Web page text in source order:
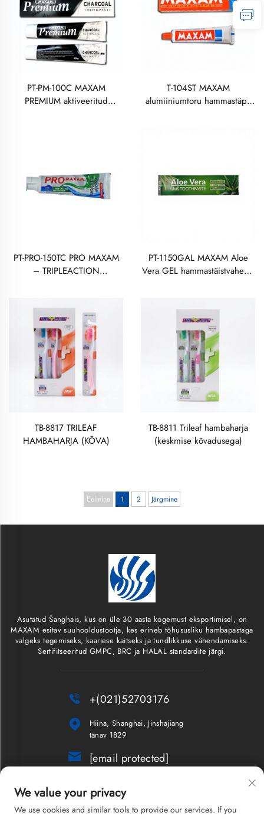
PT-PM-100C MAXAM
PREMIUM aktiveeritud
T-104ST MAXAM
alumiiniumtoru hammastäps
PT-PRO-150TC PRO MAXAM
– TRIPLEACTION
PT-1150GAL MAXAM Aloe
Vera GEL hammastäistvahend
TB-8817 TRILEAF
HAMBAHARJA (KÕVA)
TB-8811 Trileaf hambaharja
(keskmise kõvadusega)
Eelmine 1 2 Järgmine
Asutatud Šanghais, kus on üle 30 aasta kogemust eksportimisel, on
MAXAM esitav suuhooldustootja, kes erineb tõhususliku hambapastaga
valgeks tegemiseks, kaariese kaitseks ja tundlikkuse vähendamiseks.
Sertifitseeritud GMPC, BRC ja HALAL standardite järgi.
 +(021)52703176

Hiina, Shanghai, Jinshajiang
tänav 1829
 [email protected]
Infoleht
We value your privacy
We use cookies and similar tools to provide our services. If you